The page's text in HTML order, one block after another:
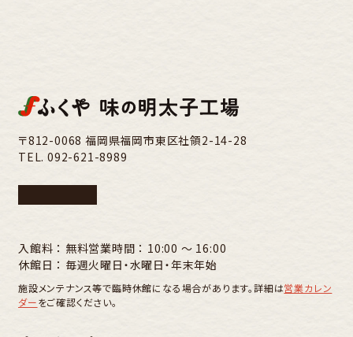
〒812-0068 福岡県福岡市東区社領2-14-28
TEL. 092-621-8989
入館料 ： 無料営業時間 ： 10:00 〜 16:00
休館日 ： 毎週火曜日・水曜日・年末年始
施設メンテナンス等で臨時休館になる場合があります。詳細は営業カレン
ダーをご確認ください。